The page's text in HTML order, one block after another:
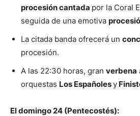
procesión cantada por la Coral
seguida de una emotiva
La citada banda ofrecerá un
procesión.
A las 22:30 horas, gran verbena
orquestas Los Españolesy
El domingo 24 (Pentecostés):